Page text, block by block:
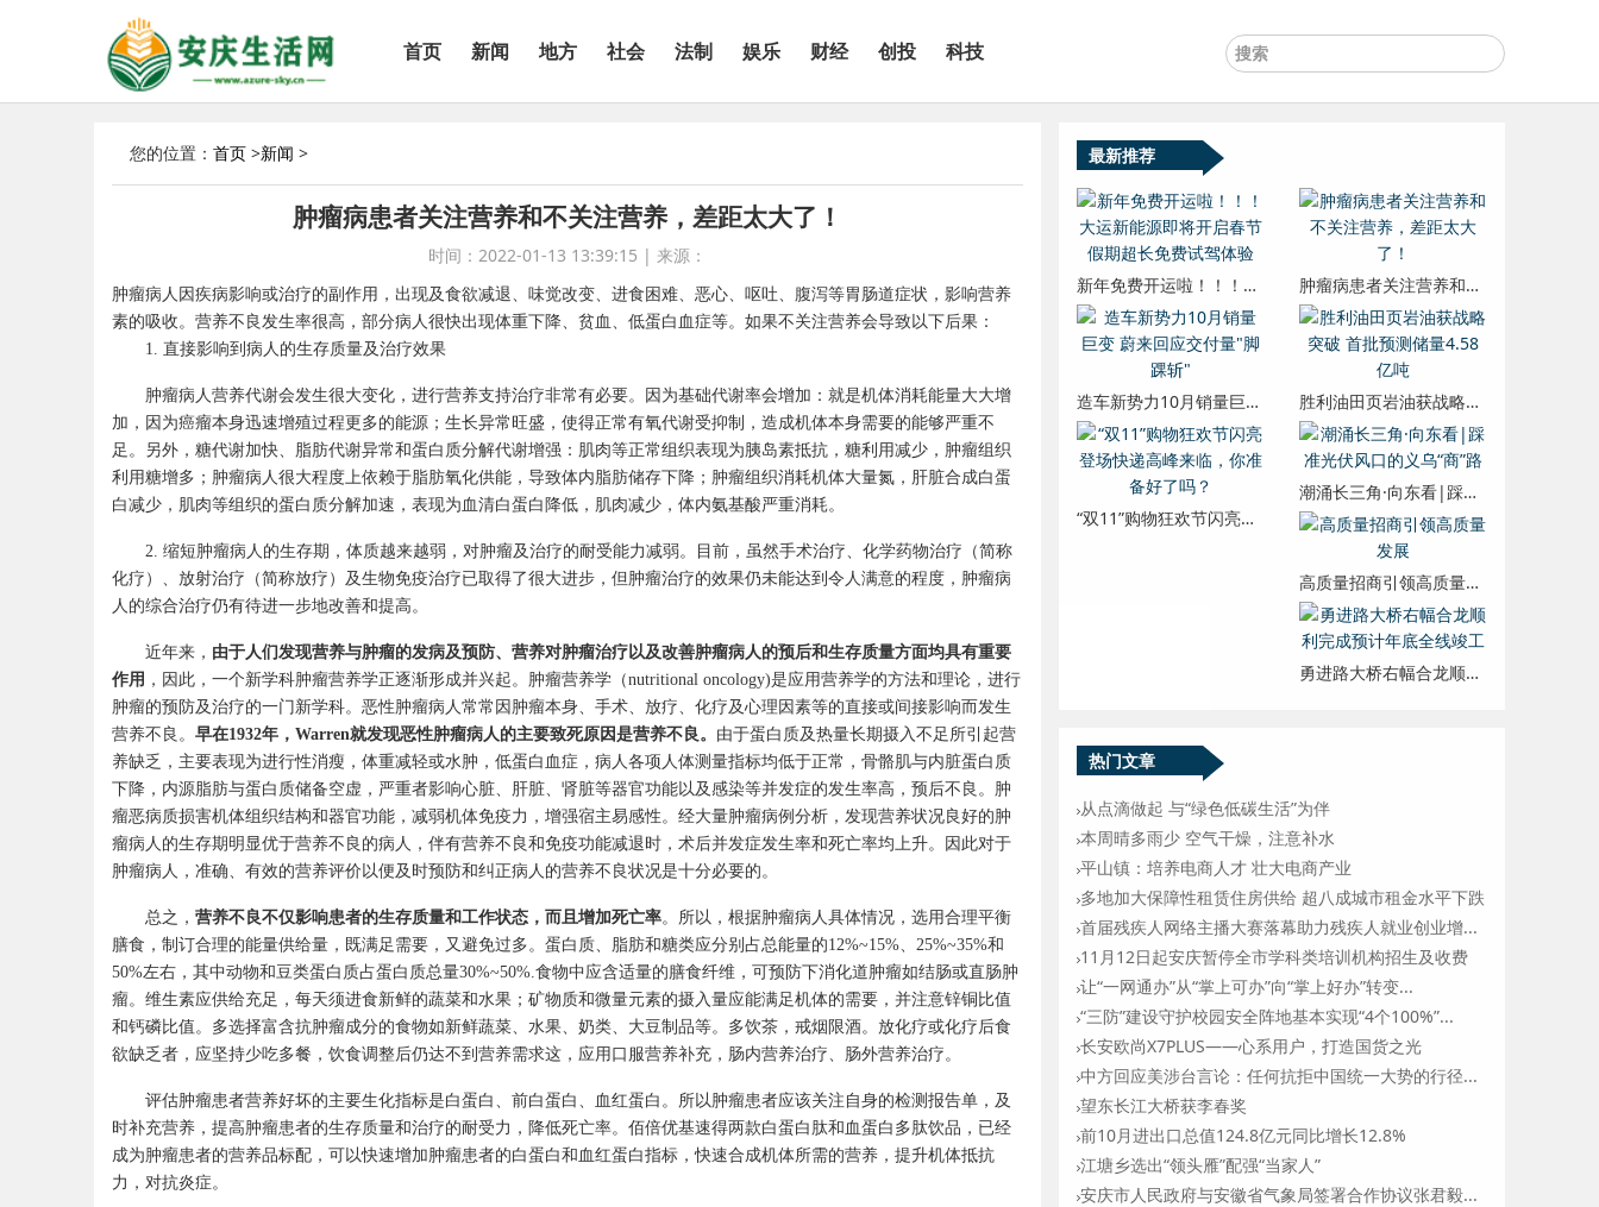
首页 新闻 地方 社会 法制 娱乐 财经 创投 科技
您的位置： 首页 >新闻 >
肿瘤病患者关注营养和不关注营养，差距太大了！
时间：2022-01-13 13:39:15 | 来源：
肿瘤病人因疾病影响或治疗的副作用，出现及食欲减退、味觉改变、进食困难、恶心、呕吐、腹泻等胃肠道症状，影响营养
素的吸收。营养不良发生率很高，部分病人很快出现体重下降、贫血、低蛋白血症等。如果不关注营养会导致以下后果：
1. 直接影响到病人的生存质量及治疗效果
肿瘤病人营养代谢会发生很大变化，进行营养支持治疗非常有必要。因为基础代谢率会增加：就是机体消耗能量大大增
加，因为癌瘤本身迅速增殖过程更多的能源；生长异常旺盛，使得正常有氧代谢受抑制，造成机体本身需要的能够严重不
足。另外，糖代谢加快、脂肪代谢异常和蛋白质分解代谢增强：肌肉等正常组织表现为胰岛素抵抗，糖利用减少，肿瘤组织
利用糖增多；肿瘤病人很大程度上依赖于脂肪氧化供能，导致体内脂肪储存下降；肿瘤组织消耗机体大量氮，肝脏合成白蛋
白减少，肌肉等组织的蛋白质分解加速，表现为血清白蛋白降低，肌肉减少，体内氨基酸严重消耗。
2. 缩短肿瘤病人的生存期，体质越来越弱，对肿瘤及治疗的耐受能力减弱。目前，虽然手术治疗、化学药物治疗（简称
化疗）、放射治疗（简称放疗）及生物免疫治疗已取得了很大进步，但肿瘤治疗的效果仍未能达到令人满意的程度，肿瘤病
人的综合治疗仍有待进一步地改善和提高。
近年来， 由于人们发现营养与肿瘤的发病及预防、营养对肿瘤治疗以及改善肿瘤病人的预后和生存质量方面均具有重要
作用 ，因此，一个新学科肿瘤营养学正逐渐形成并兴起。肿瘤营养学（nutritional oncology)是应用营养学的方法和理论，进行
肿瘤的预防及治疗的一门新学科。恶性肿瘤病人常常因肿瘤本身、手术、放疗、化疗及心理因素等的直接或间接影响而发生
营养不良。 早在1932年，Warren就发现恶性肿瘤病人的主要致死原因是营养不良。 由于蛋白质及热量长期摄入不足所引起营
养缺乏，主要表现为进行性消瘦，体重减轻或水肿，低蛋白血症，病人各项人体测量指标均低于正常，骨骼肌与内脏蛋白质
下降，内源脂肪与蛋白质储备空虚，严重者影响心脏、肝脏、肾脏等器官功能以及感染等并发症的发生率高，预后不良。肿
瘤恶病质损害机体组织结构和器官功能，减弱机体免疫力，增强宿主易感性。经大量肿瘤病例分析，发现营养状况良好的肿
瘤病人的生存期明显优于营养不良的病人，伴有营养不良和免疫功能减退时，术后并发症发生率和死亡率均上升。因此对于
肿瘤病人，准确、有效的营养评价以便及时预防和纠正病人的营养不良状况是十分必要的。
总之， 营养不良不仅影响患者的生存质量和工作状态，而且增加死亡率。所以，根据肿瘤病人具体情况，选用合理平衡
膳食，制订合理的能量供给量，既满足需要，又避免过多。蛋白质、脂肪和糖类应分别占总能量的12%~15%、25%~35%和
50%左右，其中动物和豆类蛋白质占蛋白质总量30%~50%.食物中应含适量的膳食纤维，可预防下消化道肿瘤如结肠或直肠肿
瘤。维生素应供给充足，每天须进食新鲜的蔬菜和水果；矿物质和微量元素的摄入量应能满足机体的需要，并注意锌铜比值
和钙磷比值。多选择富含抗肿瘤成分的食物如新鲜蔬菜、水果、奶类、大豆制品等。多饮茶，戒烟限酒。放化疗或化疗后食
欲缺乏者，应坚持少吃多餐，饮食调整后仍达不到营养需求这，应用口服营养补充，肠内营养治疗、肠外营养治疗。
评估肿瘤患者营养好坏的主要生化指标是白蛋白、前白蛋白、血红蛋白。所以肿瘤患者应该关注自身的检测报告单，及
时补充营养，提高肿瘤患者的生存质量和治疗的耐受力，降低死亡率。佰倍优基速得两款白蛋白肽和血蛋白多肽饮品，已经
成为肿瘤患者的营养品标配，可以快速增加肿瘤患者的白蛋白和血红蛋白指标，快速合成机体所需的营养，提升机体抵抗
力，对抗炎症。
最新推荐
新年免费开运啦！！！大运新能源即将开启春节假期超长免费试驾体验 肿瘤病患者关注营养和不关注营养，差距太大了！
造车新势力10月销量巨变 蔚来回应交付量"脚踝斩" 胜利油田页岩油获战略突破 首批预测储量4.58亿吨
“双11”购物狂欢节闪亮登场快递高峰来临，你准备好了吗？
潮涌长三角·向东看|踩准光伏风口的义乌“商”路
高质量招商引领高质量发展
勇进路大桥右幅合龙顺利完成预计年底全线竣工
热门文章
从点滴做起 与“绿色低碳生活”为伴
本周晴多雨少 空气干燥，注意补水
平山镇：培养电商人才 壮大电商产业
多地加大保障性租赁住房供给 超八成城市租金水平下跌
首届残疾人网络主播大赛落幕助力残疾人就业创业增...
11月12日起安庆暂停全市学科类培训机构招生及收费
让“一网通办”从“掌上可办”向“掌上好办”转变...
“三防”建设守护校园安全阵地基本实现“4个100%”...
长安欧尚X7PLUS——心系用户，打造国货之光
中方回应美涉台言论：任何抗拒中国统一大势的行径...
望东长江大桥获李春奖
前10月进出口总值124.8亿元同比增长12.8%
江塘乡选出“领头雁”配强“当家人”
安庆市人民政府与安徽省气象局签署合作协议张君毅...